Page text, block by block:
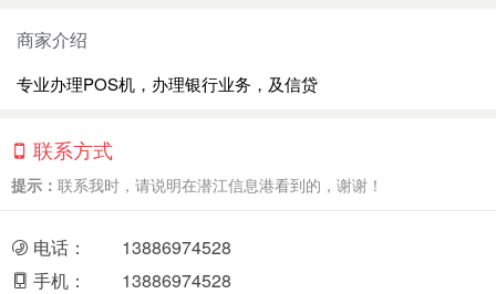
商家介绍
专业办理POS机，办理银行业务，及信贷
联系方式
提示： 联系我时，请说明在潜江信息港看到的，谢谢！
电话：
13886974528
手机：
13886974528